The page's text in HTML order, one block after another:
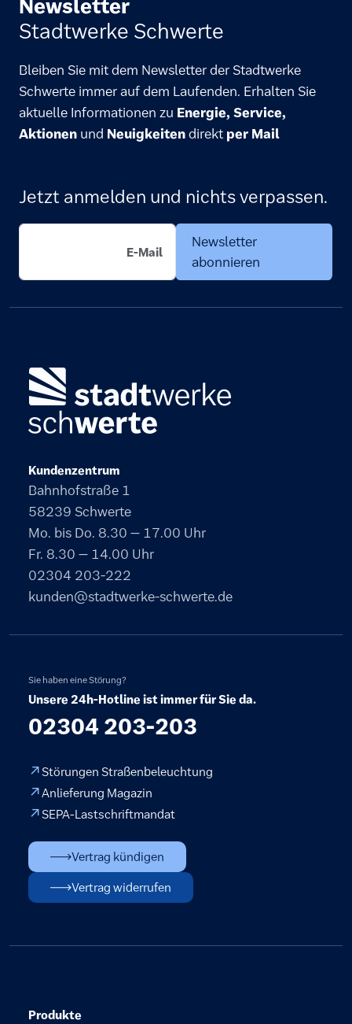
Kundenzentrum
Bahnhofstraße 1
58239 Schwerte
Mo. bis Do. 8.30 – 17.00 Uhr
Fr. 8.30 – 14.00 Uhr
02304 203-222
kunden@stadtwerke-schwerte.de
Produkte
Newsletter
Stadtwerke Schwerte
Bleiben Sie mit dem Newsletter der Stadtwerke
Schwerte immer auf dem Laufenden. Erhalten Sie
aktuelle Informationen zu Energie, Service,
Aktionen und Neuigkeitendirekt per Mail
Jetzt anmelden und nichts verpassen.
Newsletter
abonnieren
Sie haben eine Störung?
Unsere 24h-Hotline ist immer für Sie da.
02304 203-203
Störungen Straßenbeleuchtung
Anlieferung Magazin
SEPA-Lastschriftmandat
Vertrag kündigen
Vertrag widerrufen